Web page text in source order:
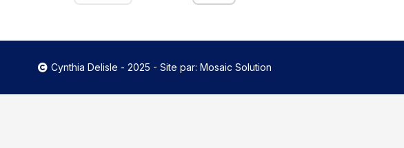
Cynthia Delisle - 2025 - Site par: Mosaic Solution